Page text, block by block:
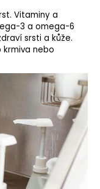
Vitaminy a
3 a omega-6
srsti a kůže.
krmiva nebo